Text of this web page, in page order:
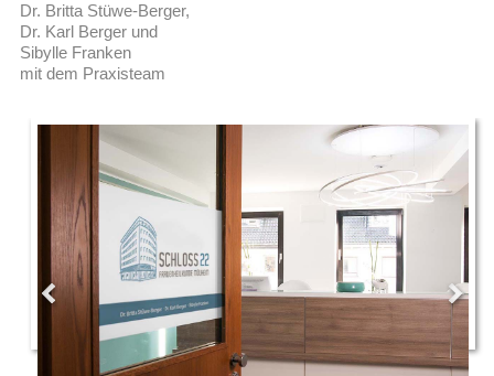
Dr. Britta Stüwe-Berger,
Dr. Karl Berger und
Sibylle Franken
mit dem Praxisteam